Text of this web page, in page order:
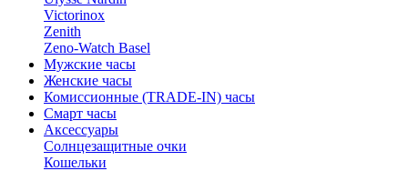
Victorinox
Zenith
Zeno-Watch Basel
Мужские часы
Женские часы
Комиссионные (TRADE-IN) часы
Смарт часы
Аксессуары
Солнцезащитные очки
Кошельки